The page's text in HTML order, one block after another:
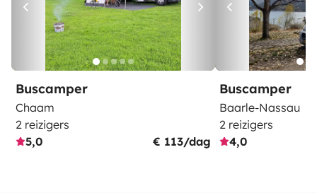
Buscamper
Chaam
2 reizigers
5,0
€ 113/dag
Buscamper
Baarle-Nassau
2 reizigers
4,0